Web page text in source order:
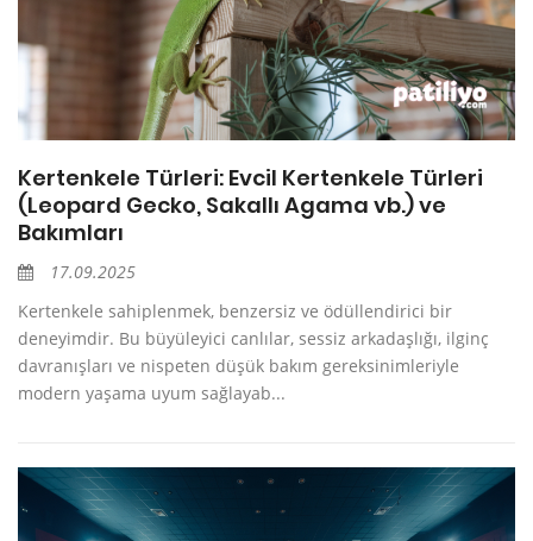
Kertenkele Türleri: Evcil Kertenkele Türleri
(Leopard Gecko, Sakallı Agama vb.) ve
Bakımları
17.09.2025
Kertenkele sahiplenmek, benzersiz ve ödüllendirici bir
deneyimdir. Bu büyüleyici canlılar, sessiz arkadaşlığı, ilginç
davranışları ve nispeten düşük bakım gereksinimleriyle
modern yaşama uyum sağlayab...